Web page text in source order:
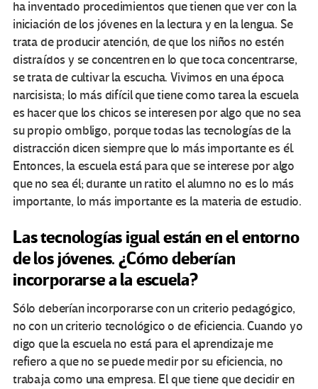
ha inventado procedimientos que tienen que ver con la
iniciación de los jóvenes en la lectura y en la lengua. Se
trata de producir atención, de que los niños no estén
distraídos y se concentren en lo que toca concentrarse,
se trata de cultivar la escucha. Vivimos en una época
narcisista; lo más difícil que tiene como tarea la escuela
es hacer que los chicos se interesen por algo que no sea
su propio ombligo, porque todas las tecnologías de la
distracción dicen siempre que lo más importante es él.
Entonces, la escuela está para que se interese por algo
que no sea él; durante un ratito el alumno no es lo más
importante, lo más importante es la materia de estudio.
Las tecnologías igual están en el entorno
de los jóvenes. ¿Cómo deberían
incorporarse a la escuela?
Sólo deberían incorporarse con un criterio pedagógico,
no con un criterio tecnológico o de eficiencia. Cuando yo
digo que la escuela no está para el aprendizaje me
refiero a que no se puede medir por su eficiencia, no
trabaja como una empresa. El que tiene que decidir en